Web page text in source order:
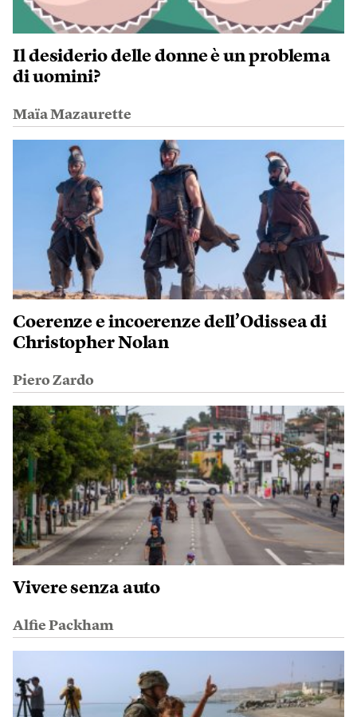
Il desiderio delle donne è un problema
di uomini?
Maïa Mazaurette
Coerenze e incoerenze dell’Odissea di
Christopher Nolan
Piero Zardo
Vivere senza auto
Alfie Packham